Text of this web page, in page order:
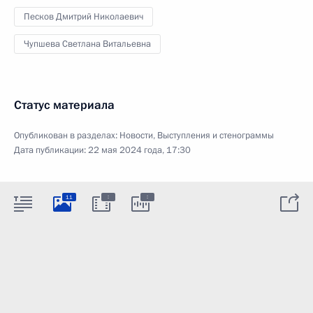
Песков Дмитрий Николаевич
Чупшева Светлана Витальевна
Статус материала
Опубликован в разделах: Новости, Выступления и стенограммы
Дата публикации:22 мая 2024 года, 17:30
11 : :